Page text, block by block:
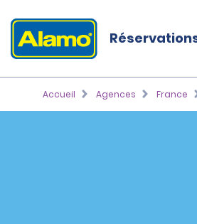
Accueil Agences France